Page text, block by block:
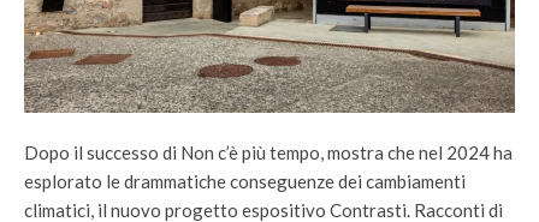
Dopo il successo di Non c’è più tempo, mostra che nel 2024 ha
esplorato le drammatiche conseguenze dei cambiamenti
climatici, il nuovo progetto espositivo Contrasti. Racconti di